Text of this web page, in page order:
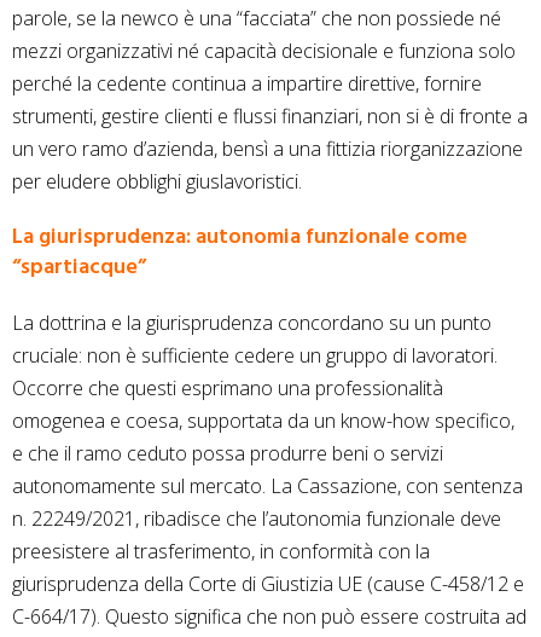
parole, se la newco è una “facciata” che non possiede né
mezzi organizzativi né capacità decisionale e funziona solo
perché la cedente continua a impartire direttive, fornire
strumenti, gestire clienti e flussi finanziari, non si è di fronte a
un vero ramo d’azienda, bensì a una fittizia riorganizzazione
per eludere obblighi giuslavoristici.
La giurisprudenza: autonomia funzionale come
“spartiacque”
La dottrina e la giurisprudenza concordano su un punto
cruciale: non è sufficiente cedere un gruppo di lavoratori.
Occorre che questi esprimano una professionalità
omogenea e coesa, supportata da un know-how specifico,
e che il ramo ceduto possa produrre beni o servizi
autonomamente sul mercato. La Cassazione, con sentenza
n. 22249/2021, ribadisce che l’autonomia funzionale deve
preesistere al trasferimento, in conformità con la
giurisprudenza della Corte di Giustizia UE (cause C-458/12 e
C-664/17). Questo significa che non può essere costruita ad